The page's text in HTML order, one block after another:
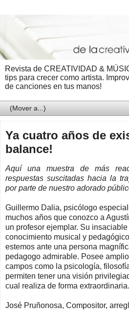
Revista de CREATIVIDAD &
tips para crecer como artista.
de canciones en tus manos!
Ya cuatro años de
balance!
Aquí una muestra de más
respuestas suscitadas hacia la
por parte de nuestro adorado
Guillermo Dalia, psicólogo
muchos años que conozco a
un profesor ejemplar. Su insaciable
conocimiento musical y
estemos ante una persona
pedagogo admirable. Posee
campos como la psicología,
permiten tener una visión
cual realiza de forma extraordinaria.
José Pruñonosa, Compositor,